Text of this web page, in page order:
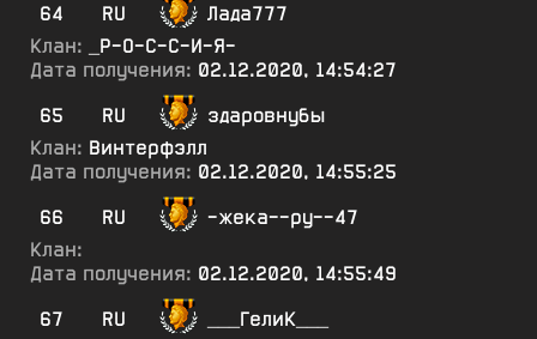
64
RU
Лада777
Клан:
_Р-О-С-С-И-Я-
Дата получения: 02.12.2020, 14:54:27
65
RU
здаровнубы
Клан: Винтерфэлл
Дата получения: 02.12.2020, 14:55:25
66
RU
-жека--ру--47
Клан:
Дата получения: 02.12.2020, 14:55:49
67
RU ___ГелиК___